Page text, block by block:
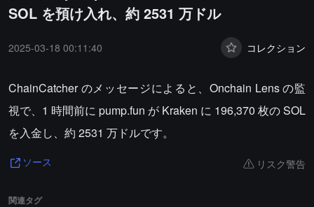
SOL を預け入れ、約 2531 万ドル
2025-03-18 00:11:40 コレクション
ChainCatcher のメッセージによると、Onchain Lens の監
視で、1 時間前に pump.fun が Kraken に 196,370 枚の SOL
を入金し、約 2531 万ドルです。
ソース リスク警告
関連タグ